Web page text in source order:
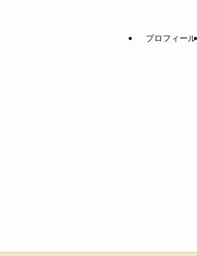
プロフィール